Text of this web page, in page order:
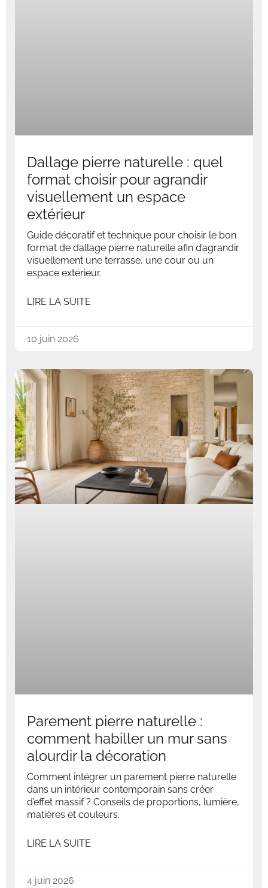
Dallage pierre naturelle : quel
format choisir pour agrandir
visuellement un espace
extérieur
Guide décoratif et technique pour choisir le bon
format de dallage pierre naturelle afin d’agrandir
visuellement une terrasse, une cour ou un
espace extérieur.
LIRE LA SUITE
10 juin 2026
Parement pierre naturelle :
comment habiller un mur sans
alourdir la décoration
Comment intégrer un parement pierre naturelle
dans un intérieur contemporain sans créer
d’effet massif ? Conseils de proportions, lumière,
matières et couleurs.
LIRE LA SUITE
4 juin 2026